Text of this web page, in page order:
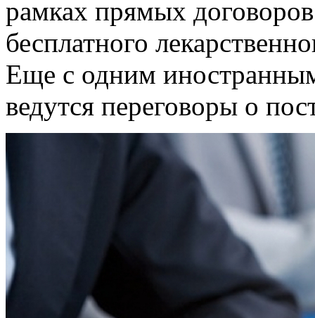
рамках прямых
бесплатного
Еще с одним
ведутся переговоры о